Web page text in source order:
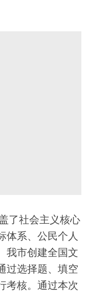
了社会主义核心
体系、公民个人
我市创建全国文
过选择题、填空
考核。通过本次